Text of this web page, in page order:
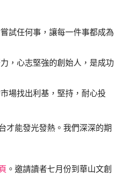
試任何事，讓每一件事都成為
，心志堅強的創始人，是成功
場找出利基，堅持，耐心投
才能發光發熱。我們深深的期
。邀請讀者七月份到華山文創